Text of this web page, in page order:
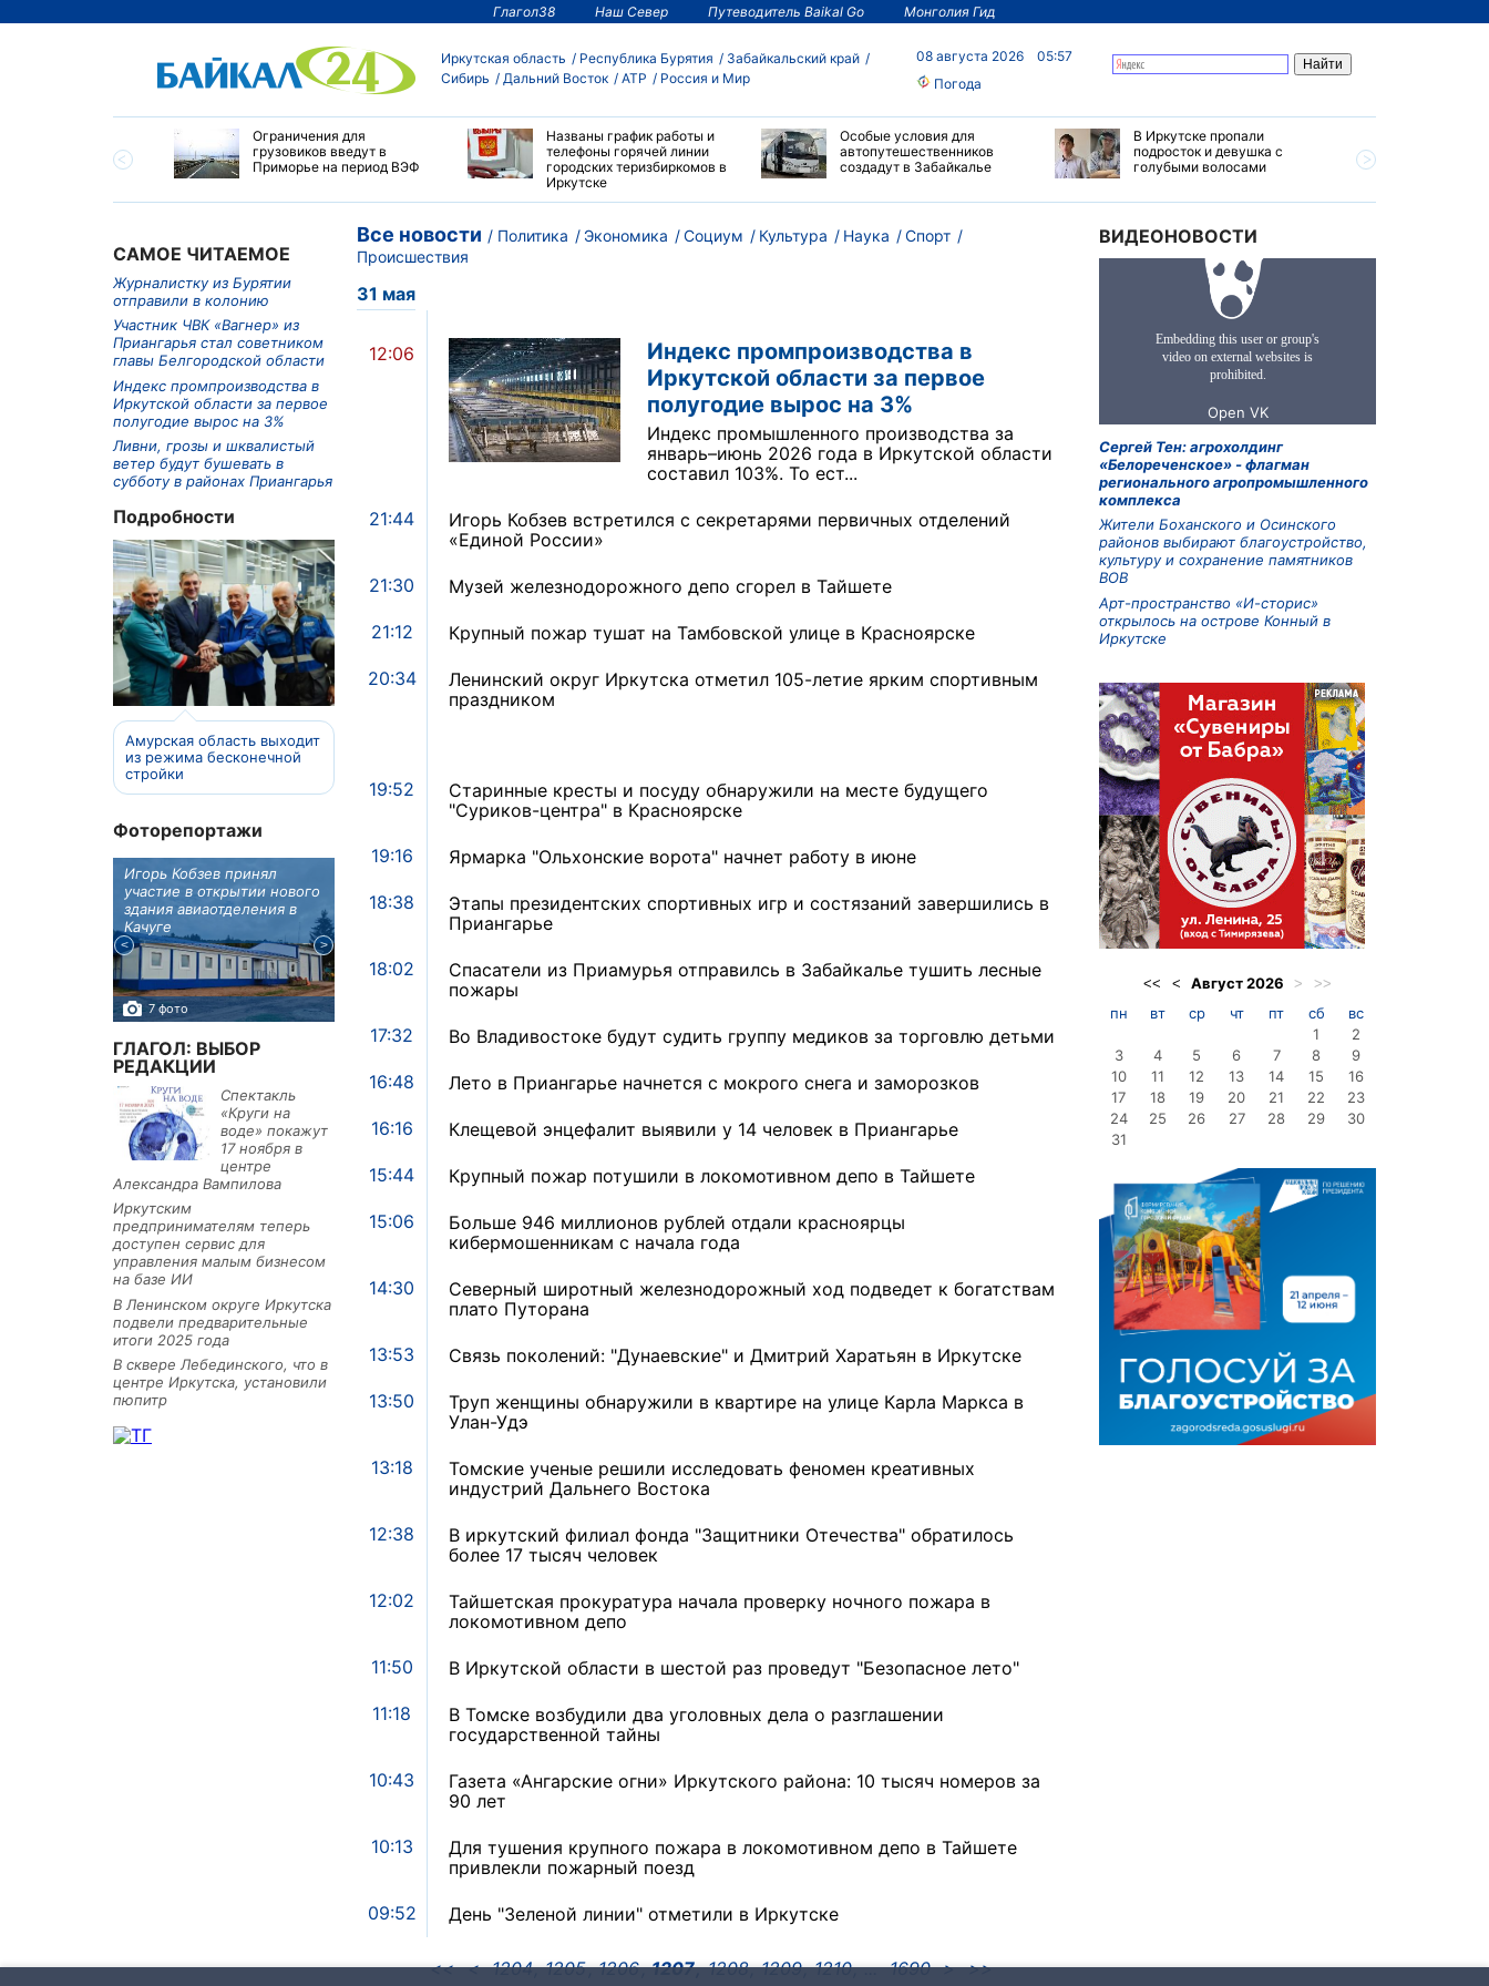
Глагол38 Наш Север Путеводитель Baikal Go Монголия Гид
Иркутская область Республика Бурятия
Забайкальский край
Сибирь
Дальний Восток АТР Россия и Мир
08 августа 2026
05:57
Погода
по управлению
Ограничения для
грузовиков введут в
Приморье на период ВЭФ
Названы график работы и
телефоны горячей линии
городских теризбиркомов в
Иркутске
Особые условия для
автопутешественников
создадут в Забайкалье
В Иркутске пропали
подросток и девушка с
голубыми волосами
САМОЕ ЧИТАЕМОЕ
Журналистку из Бурятии
отправили в колонию
Участник ЧВК «Вагнер» из
Приангарья стал советником
главы Белгородской области
Индекс промпроизводства в
Иркутской области за первое
полугодие вырос на 3%
Ливни, грозы и шквалистый
ветер будут бушевать в
субботу в районах Приангарья
Подробности
Амурская область выходит
из режима бесконечной
стройки
Фоторепортажи
Игорь Кобзев принял
участие в открытии нового
здания авиаотделения в
Качуге
7 фото
Под Новосибирском в
субботу открылся
фестиваль "Вива Авиа!"
В Иркутске готовят к
библиотеку
Игорь Кобзев принял
здания авиаотделения в
ГЛАГОЛ: ВЫБОР
РЕДАКЦИИ
Спектакль
«Круги на
воде» покажут
17 ноября в
центре
Александра Вампилова
Иркутским
предпринимателям теперь
доступен сервис для
управления малым бизнесом
на базе ИИ
В Ленинском округе Иркутска
подвели предварительные
итоги 2025 года
В сквере Лебединского, что в
центре Иркутска, установили
пюпитр
Все новости Политика Экономика Социум Культура Наука
Спорт
Происшествия
31 мая
12:06
Индекс промпроизводства в
Иркутской области за первое
полугодие вырос на 3%
Индекс промышленного производства за
январь–июнь 2026 года в Иркутской области
составил 103%. То ест...
21:44
Игорь Кобзев встретился с секретарями первичных отделений
«Единой России»
21:30 Музей железнодорожного депо сгорел в Тайшете
21:12 Крупный пожар тушат на Тамбовской улице в Красноярске
20:34
Ленинский округ Иркутска отметил 105-летие ярким спортивным
праздником
19:52
Старинные кресты и посуду обнаружили на месте будущего
"Суриков-центра" в Красноярске
19:16 Ярмарка "Ольхонские ворота" начнет работу в июне
18:38
Этапы президентских спортивных игр и состязаний завершились в
Приангарье
18:02
Спасатели из Приамурья отправилсь в Забайкалье тушить лесные
пожары
17:32 Во Владивостоке будут судить группу медиков за торговлю детьми
16:48 Лето в Приангарье начнется с мокрого снега и заморозков
16:16 Клещевой энцефалит выявили у 14 человек в Приангарье
15:44 Крупный пожар потушили в локомотивном депо в Тайшете
15:06
Больше 946 миллионов рублей отдали красноярцы
кибермошенникам с начала года
14:30
Северный широтный железнодорожный ход подведет к богатствам
плато Путорана
13:53 Связь поколений: "Дунаевские" и Дмитрий Харатьян в Иркутске
13:50
Труп женщины обнаружили в квартире на улице Карла Маркса в
Улан-Удэ
13:18
Томские ученые решили исследовать феномен креативных
индустрий Дальнего Востока
12:38
В иркутский филиал фонда "Защитники Отечества" обратилось
более 17 тысяч человек
12:02
Тайшетская прокуратура начала проверку ночного пожара в
локомотивном депо
11:50 В Иркутской области в шестой раз проведут "Безопасное лето"
11:18
В Томске возбудили два уголовных дела о разглашении
государственной тайны
10:43
Газета «Ангарские огни» Иркутского района: 10 тысяч номеров за
90 лет
10:13
Для тушения крупного пожара в локомотивном депо в Тайшете
привлекли пожарный поезд
09:52 День "Зеленой линии" отметили в Иркутске
<< < 1204 1205 1206 1207 1208 1209 1210 1690 > >>
ВИДЕОНОВОСТИ
Сергей Тен: агрохолдинг
«Белореченское» - флагман
регионального агропромышленного
комплекса
Жители Боханского и Осинского
районов выбирают благоустройство,
культуру и сохранение памятников
ВОВ
Арт-пространство «И-сторис»
открылось на острове Конный в
Иркутске
<< < Август2026 > >>
пн вт ср чт пт сб
вс
1
2
3
4 5 6 7 8
9
10
11 12 13 14 15
16
17
18 19 20 21 22
23
24
25 26 27 28 29
30
31